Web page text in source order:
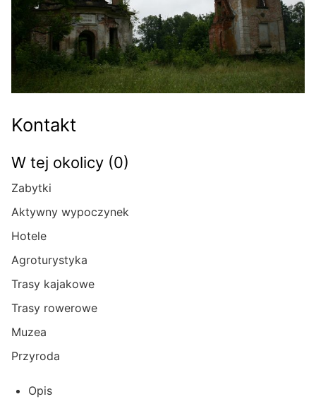
Kontakt
W tej okolicy (0)
Zabytki
Aktywny wypoczynek
Hotele
Agroturystyka
Trasy kajakowe
Trasy rowerowe
Muzea
Przyroda
Opis